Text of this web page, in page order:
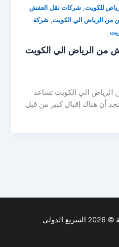
للكويت,شركات نقل العفش
الرياض الي الكويت,شركة
الرياض الي الكويت
الي الكويت تساعد
أن هناك إقبال كبير من قبل